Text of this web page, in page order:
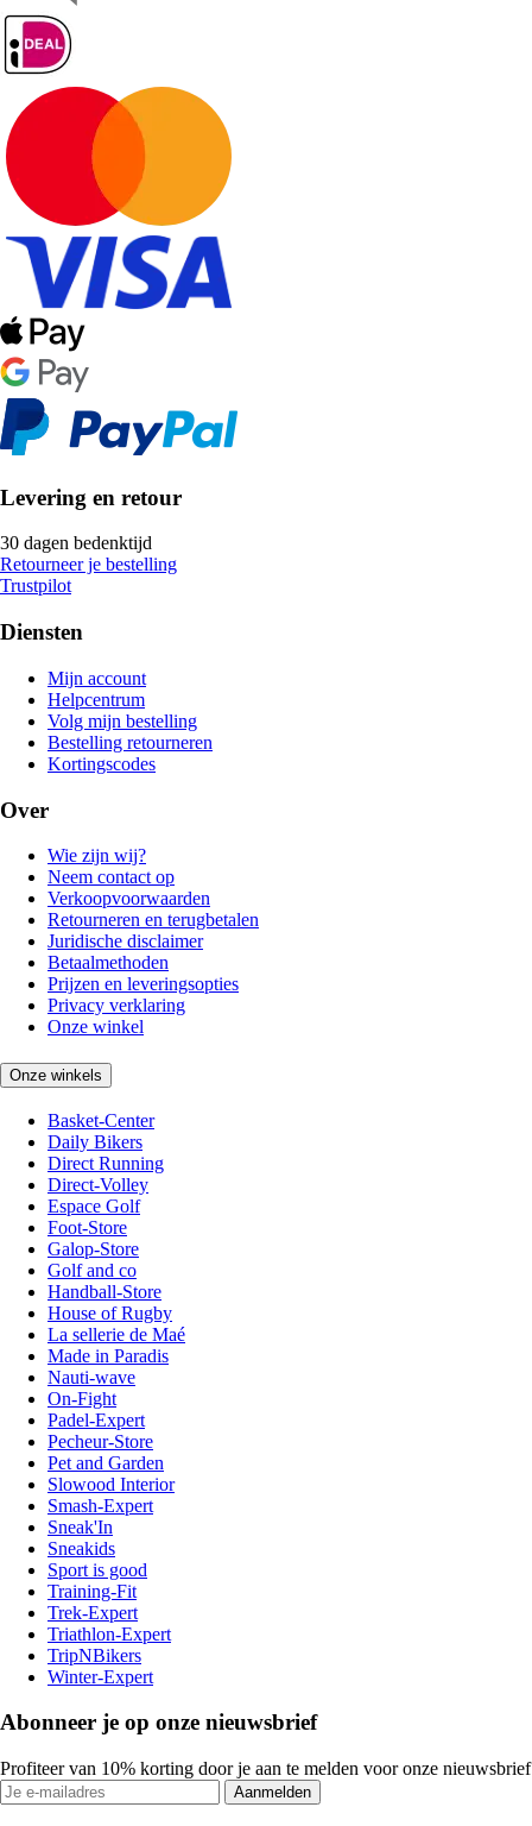
Levering en retour
30 dagen bedenktijd
Retourneer je bestelling
Trustpilot
Diensten
Mijn account
Helpcentrum
Volg mijn bestelling
Bestelling retourneren
Kortingscodes
Over
Wie zijn wij?
Neem contact op
Verkoopvoorwaarden
Retourneren en terugbetalen
Juridische disclaimer
Betaalmethoden
Prijzen en leveringsopties
Privacy verklaring
Onze winkel
Onze winkels
Basket-Center
Daily Bikers
Direct Running
Direct-Volley
Espace Golf
Foot-Store
Galop-Store
Golf and co
Handball-Store
House of Rugby
La sellerie de Maé
Made in Paradis
Nauti-wave
On-Fight
Padel-Expert
Pecheur-Store
Pet and Garden
Slowood Interior
Smash-Expert
Sneak'In
Sneakids
Sport is good
Training-Fit
Trek-Expert
Triathlon-Expert
TripNBikers
Winter-Expert
Abonneer je op onze nieuwsbrief
Profiteer van 10% korting door je aan te melden voor onze nieuwsbrief
Aanmelden